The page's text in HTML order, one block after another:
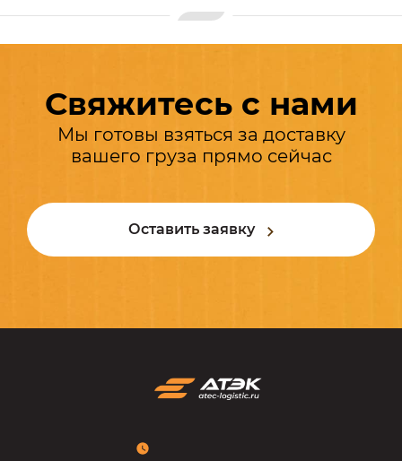
Свяжитесь с нами
Мы готовы взяться за доставку
вашего груза прямо сейчас
Оставить заявку